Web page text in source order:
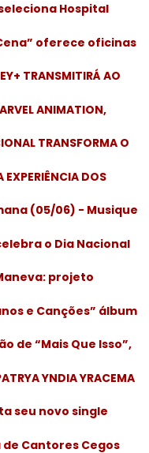
Hospital
oferece oficinas
TRANSMITIRÁ AO
ANIMATION,
TRANSFORMA O
DOS
(05/06) - Musique
o Dia Nacional
projeto
e Canções” álbum
de “Mais Que Isso”,
YNDIA YRACEMA
seu novo single
Cantores Cegos